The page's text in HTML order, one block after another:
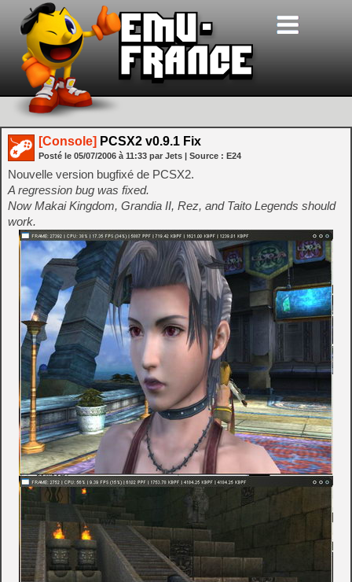
[Console] PCSX2 v0.9.1 Fix
Posté le 05/07/2006 à 11:33 par Jets | Source : E24
Nouvelle version bugfixé de PCSX2.
A regression bug was fixed.
Now Makai Kingdom, Grandia II, Rez, and Taito Legends should
work.